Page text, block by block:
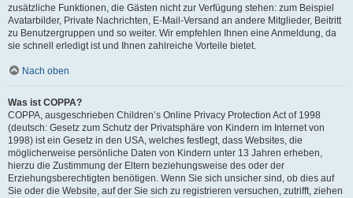
zusätzliche Funktionen, die Gästen nicht zur Verfügung stehen: zum Beispiel
Avatarbilder, Private Nachrichten, E-Mail-Versand an andere Mitglieder, Beitritt
zu Benutzergruppen und so weiter. Wir empfehlen Ihnen eine Anmeldung, da
sie schnell erledigt ist und Ihnen zahlreiche Vorteile bietet.
Nach oben
Was ist COPPA?
COPPA, ausgeschrieben Children’s Online Privacy Protection Act of 1998
(deutsch: Gesetz zum Schutz der Privatsphäre von Kindern im Internet von
1998) ist ein Gesetz in den USA, welches festlegt, dass Websites, die
möglicherweise persönliche Daten von Kindern unter 13 Jahren erheben,
hierzu die Zustimmung der Eltern beziehungsweise des oder der
Erziehungsberechtigten benötigen. Wenn Sie sich unsicher sind, ob dies auf
Sie oder die Website, auf der Sie sich zu registrieren versuchen, zutrifft, ziehen